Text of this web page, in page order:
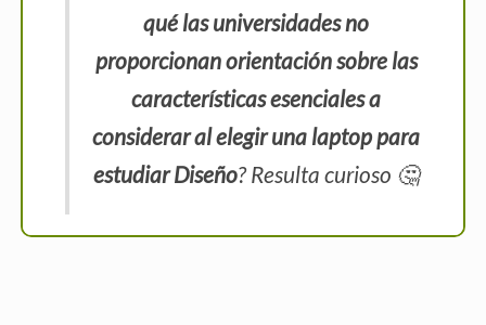
qué las universidades no
proporcionan orientación sobre las
características esenciales a
considerar al elegir una laptop para
estudiar Diseño? Resulta curioso 🤔